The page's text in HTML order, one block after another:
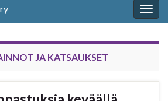
JA KATSAUKSET